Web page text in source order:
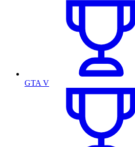
GTA V